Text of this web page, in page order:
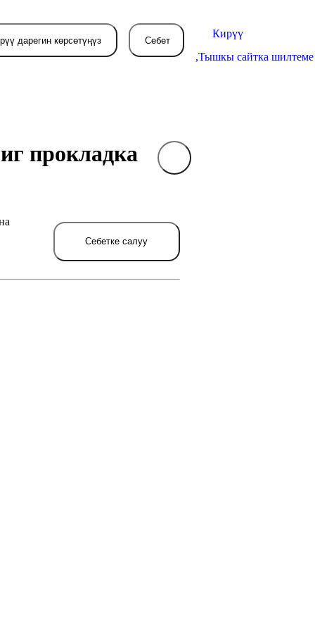
дарегин көрсөтүңүз Себет
Кирүү
,Тышкы сайтка шилтеме
прокладка
Себетке салуу
азырынча
товарлар пайда болот.